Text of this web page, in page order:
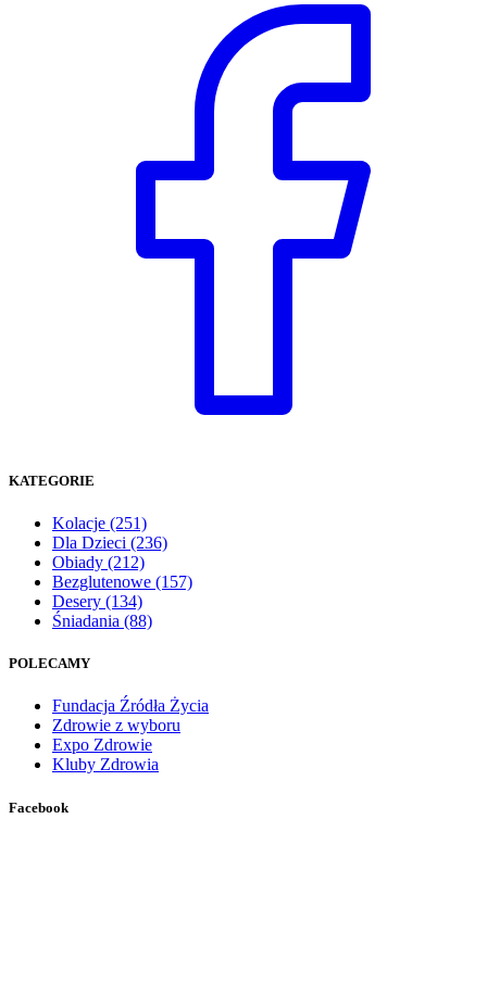
KATEGORIE
Kolacje (251)
Dla Dzieci (236)
Obiady (212)
Bezglutenowe (157)
Desery (134)
Śniadania (88)
POLECAMY
Fundacja Źródła Życia
Zdrowie z wyboru
Expo Zdrowie
Kluby Zdrowia
Facebook